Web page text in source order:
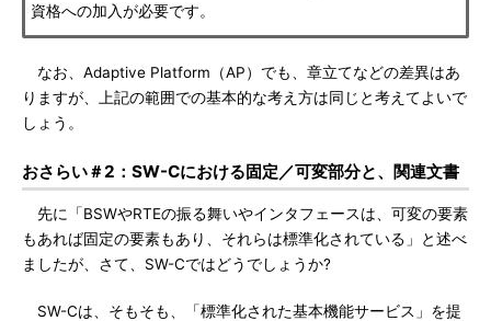
資格への加入が必要です。
なお、Adaptive Platform（AP）でも、章立てなどの差異はあ
りますが、上記の範囲での基本的な考え方は同じと考えてよいで
しょう。
おさらい＃2：SW-Cにおける固定／可変部分と、関連文書
先に「BSWやRTEの振る舞いやインタフェースは、可変の要素
もあれば固定の要素もあり、それらは標準化されている」と述べ
ましたが、さて、SW-Cではどうでしょうか?
SW-Cは、そもそも、「標準化された基本機能サービス」を提